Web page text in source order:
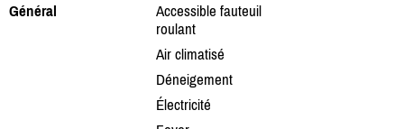
Général
Accessible fauteuil
roulant
Air climatisé
Déneigement
Électricité